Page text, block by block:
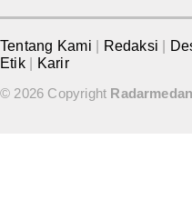
Tentang Kami Redaksi
Etik
Karir
© 2026 Copyright